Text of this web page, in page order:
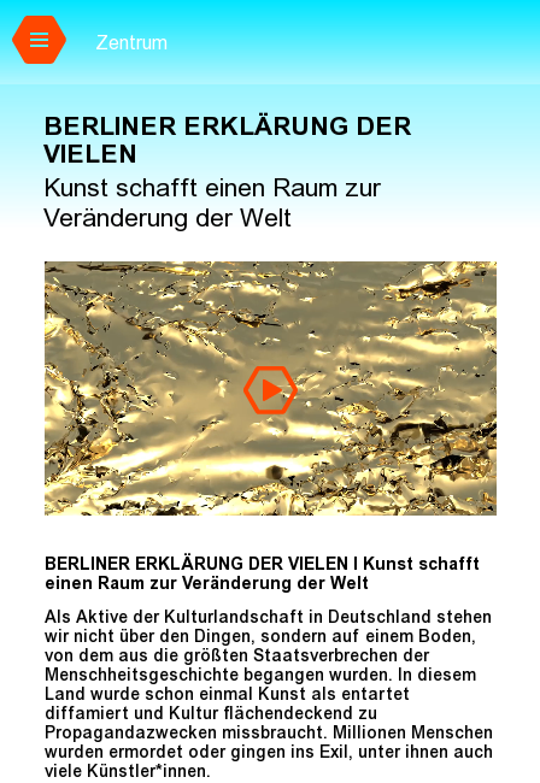
Zum Hauptinhalt springen
Zentrum
BERLINER ERKLÄRUNG DER
VIELEN
Kunst schafft einen Raum zur
Veränderung der Welt
BERLINER ERKLÄRUNG DER VIELEN I Kunst schafft
einen Raum zur Veränderung der Welt
Als Aktive der Kulturlandschaft in Deutschland stehen
wir nicht über den Dingen, sondern auf einem Boden,
von dem aus die größten Staatsverbrechen der
Menschheitsgeschichte begangen wurden. In diesem
Land wurde schon einmal Kunst als entartet
diffamiert und Kultur flächendeckend zu
Propagandazwecken missbraucht. Millionen Menschen
wurden ermordet oder gingen ins Exil, unter ihnen auch
viele Künstler*innen.